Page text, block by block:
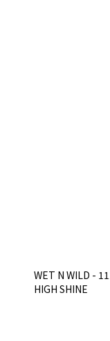
WET N WILD -
HIGH SHINE